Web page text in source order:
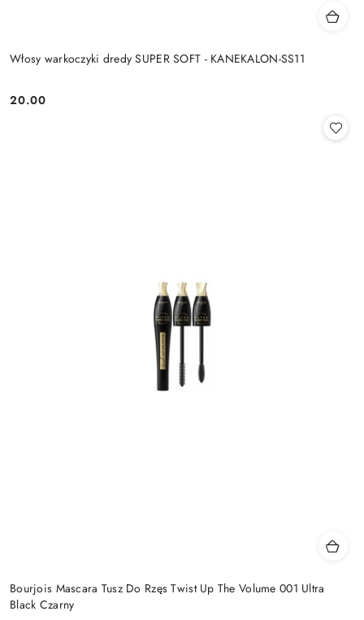
Włosy warkoczyki dredy SUPER SOFT - KANEKALON-SS11
Cena:
20.00
Bourjois Mascara Tusz Do Rzęs Twist Up The Volume 001 Ultra
Black Czarny